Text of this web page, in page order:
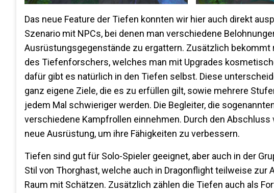
Das neue Feature der Tiefen konnten wir hier auch direkt
Szenario mit NPCs, bei denen man verschiedene
Ausrüstungsgegenstände zu ergattern. Zusätzlich
des Tiefenforschers, welches man mit Upgrades
dafür gibt es natürlich in den Tiefen selbst. Diese
ganz eigene Ziele, die es zu erfüllen gilt, sowie mehrere
jedem Mal schwieriger werden. Die Begleiter, die
verschiedene Kampfrollen einnehmen. Durch den
neue Ausrüstung, um ihre Fähigkeiten zu verbessern.
Tiefen sind gut für Solo-Spieler geeignet, aber auch in der
Stil von Thorghast, welche auch in Dragonflight teilweise zur
Raum mit Schätzen. Zusätzlich zählen die Tiefen auch als